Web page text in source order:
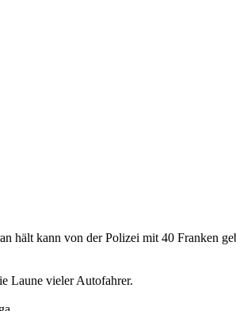
hält kann von der Polizei mit 40 Franken
Laune vieler Autofahrer.